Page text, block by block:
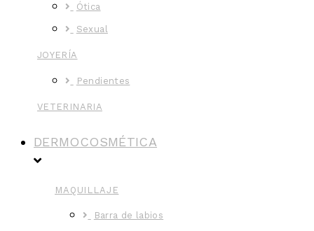
Ótica
Sexual
JOYERÍA
Pendientes
VETERINARIA
DERMOCOSMÉTICA
MAQUILLAJE
Barra de labios